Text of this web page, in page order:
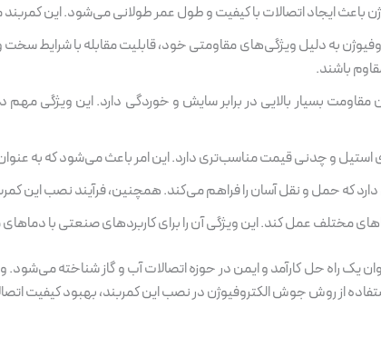
باعث ایجاد اتصالات با کیفیت و طول عمر طولانی می‌شود. این
به دلیل ویژگی‌های مقاومتی خود، قابلیت مقابله با شرایط
باشند.
مقاومت بسیار بالایی در برابر سایش و خوردگی دارد. این ویژگی
استیل و چدنی قیمت مناسب‌تری دارد. این امر باعث می‌شود که به عنوان
دارد که حمل و نقل آسان را فراهم می‌کند. همچنین، فرآیند نصب این
مختلف عمل کند. این ویژگی آن را برای کاربردهای صنعتی با
یک راه حل کارآمد و ایمن در حوزه اتصالات آب و گاز شناخته
از روش جوش الکتروفیوژن در نصب این کمربند، بهبود کیفیت